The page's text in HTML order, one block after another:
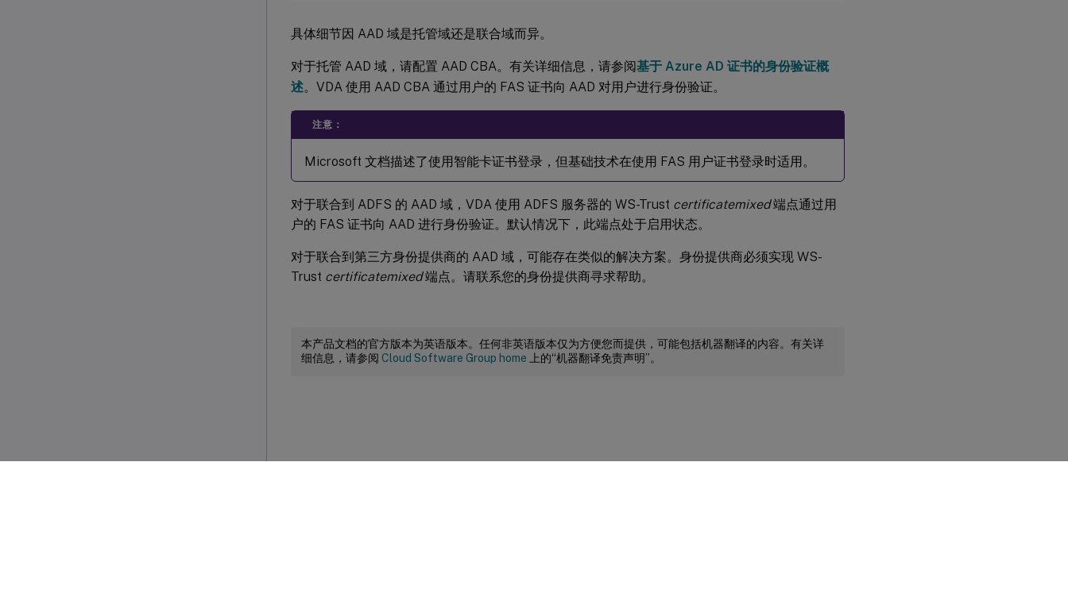
具体细节因 AAD 域是托管域还是联合域而异。
对于托管 AAD 域，请配置 AAD CBA。有关详细信息，请参阅基于 Azure AD 证书的身份验证概
述。VDA 使用 AAD CBA 通过用户的 FAS 证书向 AAD 对用户进行身份验证。
注意：
Microsoft 文档描述了使用智能卡证书登录，但基础技术在使用 FAS 用户证书登录时适用。
对于联合到 ADFS 的 AAD 域，VDA 使用 ADFS 服务器的 WS-Trust certificatemixed端点通过用
户的 FAS 证书向 AAD 进行身份验证。默认情况下，此端点处于启用状态。
对于联合到第三方身份提供商的 AAD 域，可能存在类似的解决方案。身份提供商必须实现 WS-
Trust certificatemixed端点。请联系您的身份提供商寻求帮助。
本产品文档的官方版本为英语版本。任何非英语版本仅为方便您而提供，可能包括机器翻译的内容。有关详
细信息，请参阅 Cloud Software Group home 上的“机器翻译免责声明”。